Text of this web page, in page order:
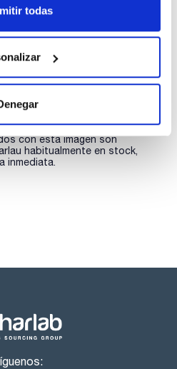
todas
COA
Regístrate para
con esta imagen son
habitualmente en stock,
inmediata.